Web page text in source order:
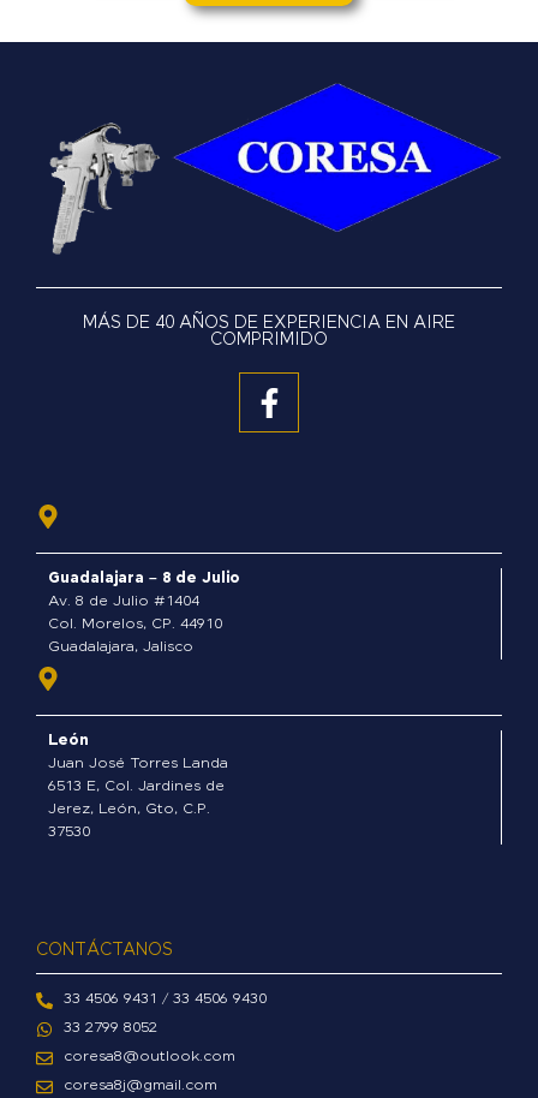
MÁS DE 40 AÑOS DE EXPERIENCIA EN AIRE
COMPRIMIDO
F
a
Guadalajara – 8 de Julio
Av. 8 de Julio #1404
Col. Morelos, CP. 44910
Guadalajara, Jalisco
León
Juan José Torres Landa
6513 E, Col. Jardines de
Jerez, León, Gto, C.P.
37530
CONTÁCTANOS
33 4506 9431 / 33 4506 9430
33 2799 8052
coresa8@outlook.com
coresa8j@gmail.com